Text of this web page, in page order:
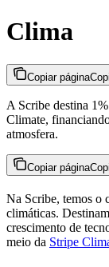
Clima
Copiar página
A Scribe destina
Climate,
atmosfera.
Copiar página
Na Scribe, temos o
climáticas.
crescimento de
meio da Stripe